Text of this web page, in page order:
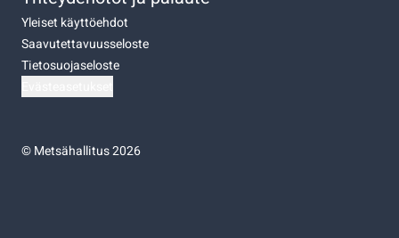
Yleiset käyttöehdot
Saavutettavuusseloste
Tietosuojaseloste
©Metsähallitus 2026